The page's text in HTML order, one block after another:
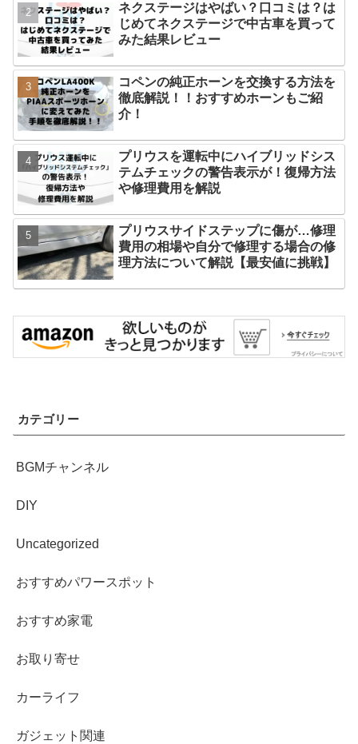
ネクステージはやばい？口コミは？は
じめてネクステージで中古車を買って
みた結果レビュー
コペンの純正ホーンを交換する方法を
徹底解説！！おすすめホーンもご紹
介！
プリウスを運転中にハイブリッドシス
テムチェックの警告表示が！復帰方法
や修理費用を解説
プリウスサイドステップに傷が…修理
費用の相場や自分で修理する場合の修
理方法について解説【最安値に挑戦】
カテゴリー
BGMチャンネル
DIY
Uncategorized
おすすめパワースポット
おすすめ家電
お取り寄せ
カーライフ
ガジェット関連